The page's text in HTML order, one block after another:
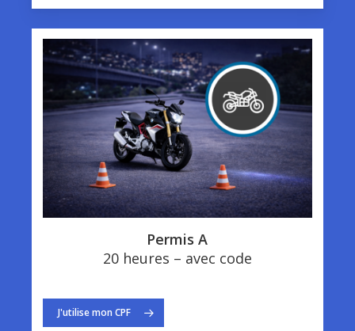
Permis A
20 heures – avec code
J'utilise mon CPF